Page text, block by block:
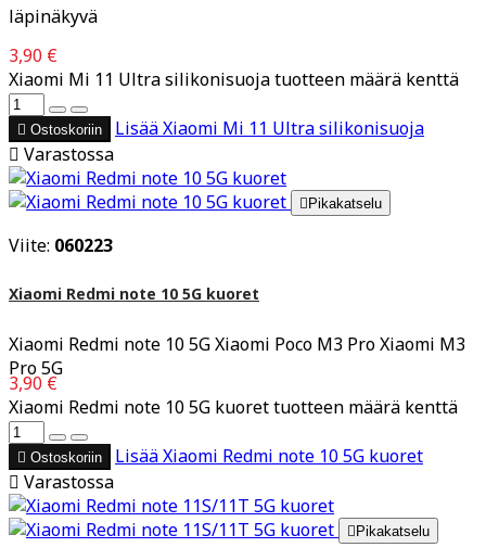
läpinäkyvä
3,90 €
Xiaomi Mi 11 Ultra silikonisuoja tuotteen määrä kenttä
 Ostoskoriin LisääXiaomi Mi 11 Ultra silikonisuoja
 Varastossa
 Pikakatselu
Viite: 060223
Xiaomi Redmi note 10 5G kuoret
Xiaomi Redmi note 10 5G Xiaomi Poco M3 Pro Xiaomi M3
Pro 5G
3,90 €
Xiaomi Redmi note 10 5G kuoret tuotteen määrä kenttä
 Ostoskoriin LisääXiaomi Redmi note 10 5G kuoret
 Varastossa
 Pikakatselu